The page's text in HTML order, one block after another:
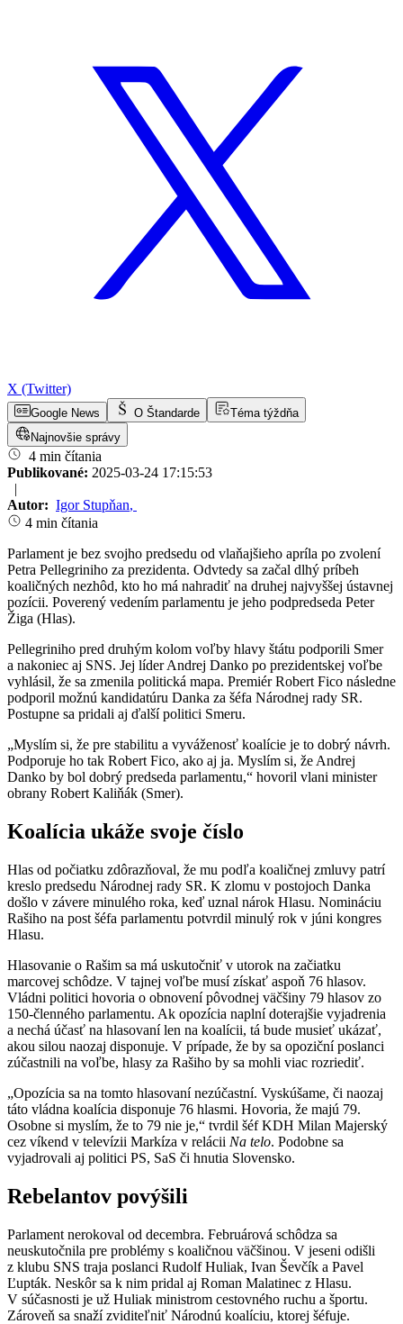
X (Twitter)
Google News O Štandarde
Téma týždňa
Najnovšie správy
4 min čítania
Publikované: 2025-03-24 17:15:53
|
Autor: Igor Stupňan,
4 min čítania
Parlament je bez svojho predsedu od vlaňajšieho apríla po zvolení
Petra Pellegriniho za prezidenta. Odvtedy sa začal dlhý príbeh
koaličných nezhôd, kto ho má nahradiť na druhej najvyššej ústavnej
pozícii. Poverený vedením parlamentu je jeho podpredseda Peter
Žiga (Hlas).
Pellegriniho pred druhým kolom voľby hlavy štátu podporili Smer
a nakoniec aj SNS. Jej líder Andrej Danko po prezidentskej voľbe
vyhlásil, že sa zmenila politická mapa. Premiér Robert Fico následne
podporil možnú kandidatúru Danka za šéfa Národnej rady SR.
Postupne sa pridali aj ďalší politici Smeru.
„Myslím si, že pre stabilitu a vyváženosť koalície je to dobrý návrh.
Podporuje ho tak Robert Fico, ako aj ja. Myslím si, že Andrej
Danko by bol dobrý predseda parlamentu,“ hovoril vlani minister
obrany Robert Kaliňák (Smer).
Koalícia ukáže svoje číslo
Hlas od počiatku zdôrazňoval, že mu podľa koaličnej zmluvy patrí
kreslo predsedu Národnej rady SR. K zlomu v postojoch Danka
došlo v závere minulého roka, keď uznal nárok Hlasu. Nomináciu
Rašiho na post šéfa parlamentu potvrdil minulý rok v júni kongres
Hlasu.
Hlasovanie o Rašim sa má uskutočniť v utorok na začiatku
marcovej schôdze. V tajnej voľbe musí získať aspoň 76 hlasov.
Vládni politici hovoria o obnovení pôvodnej väčšiny 79 hlasov zo
150-členného parlamentu. Ak opozícia naplní doterajšie vyjadrenia
a nechá účasť na hlasovaní len na koalícii, tá bude musieť ukázať,
akou silou naozaj disponuje. V prípade, že by sa opoziční poslanci
zúčastnili na voľbe, hlasy za Rašiho by sa mohli viac rozriediť.
„Opozícia sa na tomto hlasovaní nezúčastní. Vyskúšame, či naozaj
táto vládna koalícia disponuje 76 hlasmi. Hovoria, že majú 79.
Osobne si myslím, že to 79 nie je,“ tvrdil šéf KDH Milan Majerský
cez víkend v televízii Markíza v relácii Na telo. Podobne sa
vyjadrovali aj politici PS, SaS či hnutia Slovensko.
Rebelantov povýšili
Parlament nerokoval od decembra. Februárová schôdza sa
neuskutočnila pre problémy s koaličnou väčšinou. V jeseni odišli
z klubu SNS traja poslanci Rudolf Huliak, Ivan Ševčík a Pavel
Ľupták. Neskôr sa k nim pridal aj Roman Malatinec z Hlasu.
V súčasnosti je už Huliak ministrom cestovného ruchu a športu.
Zároveň sa snaží zviditeľniť Národnú koalíciu, ktorej šéfuje.